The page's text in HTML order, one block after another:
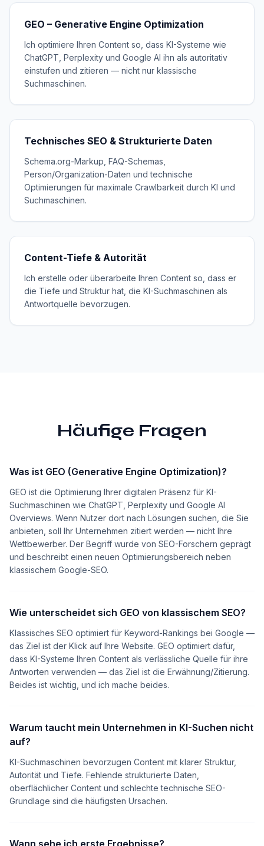
GEO – Generative Engine Optimization
Ich optimiere Ihren Content so, dass KI-Systeme wie
ChatGPT, Perplexity und Google AI ihn als autoritativ
einstufen und zitieren — nicht nur klassische
Suchmaschinen.
Technisches SEO & Strukturierte Daten
Schema.org-Markup, FAQ-Schemas,
Person/Organization-Daten und technische
Optimierungen für maximale Crawlbarkeit durch KI und
Suchmaschinen.
Content-Tiefe & Autorität
Ich erstelle oder überarbeite Ihren Content so, dass er
die Tiefe und Struktur hat, die KI-Suchmaschinen als
Antwortquelle bevorzugen.
Häufige Fragen
Was ist GEO (Generative Engine Optimization)?
GEO ist die Optimierung Ihrer digitalen Präsenz für KI-
Suchmaschinen wie ChatGPT, Perplexity und Google AI
Overviews. Wenn Nutzer dort nach Lösungen suchen, die Sie
anbieten, soll Ihr Unternehmen zitiert werden — nicht Ihre
Wettbewerber. Der Begriff wurde von SEO-Forschern geprägt
und beschreibt einen neuen Optimierungsbereich neben
klassischem Google-SEO.
Wie unterscheidet sich GEO von klassischem SEO?
Klassisches SEO optimiert für Keyword-Rankings bei Google —
das Ziel ist der Klick auf Ihre Website. GEO optimiert dafür,
dass KI-Systeme Ihren Content als verlässliche Quelle für ihre
Antworten verwenden — das Ziel ist die Erwähnung/Zitierung.
Beides ist wichtig, und ich mache beides.
Warum taucht mein Unternehmen in KI-Suchen nicht
auf?
KI-Suchmaschinen bevorzugen Content mit klarer Struktur,
Autorität und Tiefe. Fehlende strukturierte Daten,
oberflächlicher Content und schlechte technische SEO-
Grundlage sind die häufigsten Ursachen.
Wann sehe ich erste Ergebnisse?